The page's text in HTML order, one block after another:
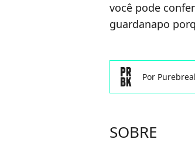
você pode
guardanapo
Por
SOBRE